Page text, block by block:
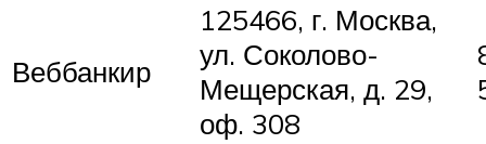
Веббанкир
125466, г. Москва,
ул. Соколово-
Мещерская, д. 29,
оф. 308